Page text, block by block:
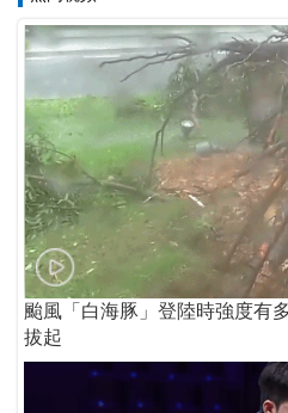
颱風「白海豚」登陸時強度有
拔起